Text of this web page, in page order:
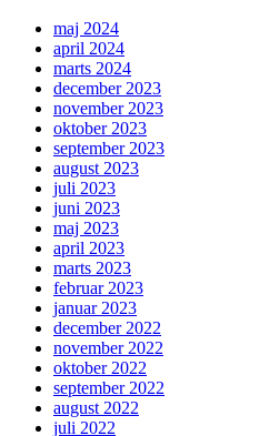
maj 2024
april 2024
marts 2024
december 2023
november 2023
oktober 2023
september 2023
august 2023
juli 2023
juni 2023
maj 2023
april 2023
marts 2023
februar 2023
januar 2023
december 2022
november 2022
oktober 2022
september 2022
august 2022
juli 2022